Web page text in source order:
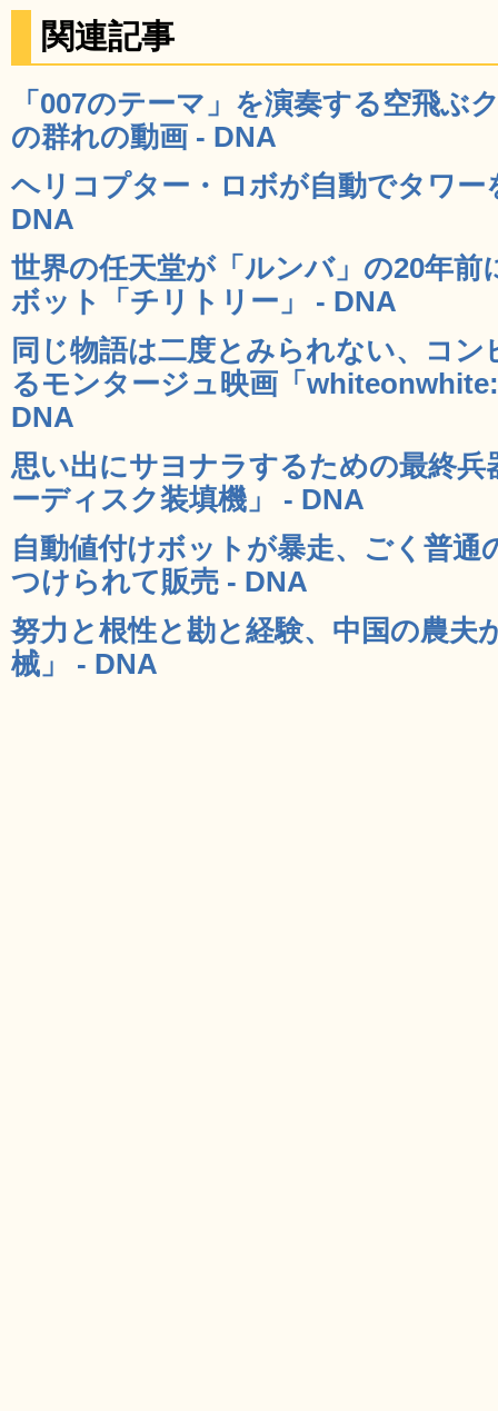
関連記事
「007のテーマ」を演奏する空飛ぶ
の群れの動画 - DNA
ヘリコプター・ロボが自動でタワー
DNA
世界の任天堂が「ルンバ」の20年前
ボット「チリトリー」 - DNA
同じ物語は二度とみられない、コ
るモンタージュ映画「
DNA
思い出にサヨナラするための最終兵
ーディスク装填機」 - DNA
自動値付けボットが暴走、ごく普通
つけられて販売 - DNA
努力と根性と勘と経験、中国の農夫
械」 - DNA